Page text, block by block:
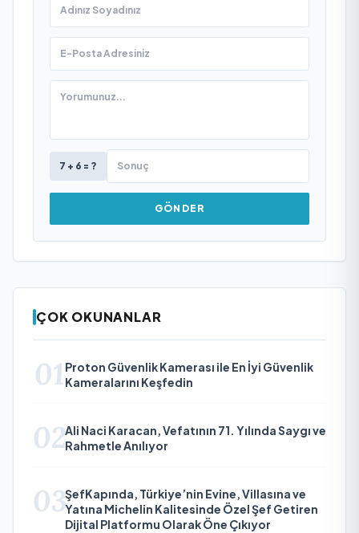
7 + 6 = ?
GÖNDER
ÇOK OKUNANLAR
01 Proton Güvenlik Kamerası ile En İyi Güvenlik
Kameralarını Keşfedin
02Ali Naci Karacan, Vefatının 71. Yılında Saygı ve
Rahmetle Anılıyor
03ŞefKapında, Türkiye’nin Evine, Villasına ve
Yatına Michelin Kalitesinde Özel Şef Getiren
Dijital Platformu Olarak Öne Çıkıyor